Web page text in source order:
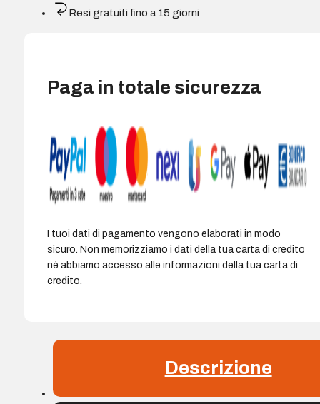
Resi gratuiti fino a 15 giorni
Paga in totale sicurezza
I tuoi dati di pagamento vengono elaborati in modo
sicuro. Non memorizziamo i dati della tua carta di credito
né abbiamo accesso alle informazioni della tua carta di
credito.
Descrizione